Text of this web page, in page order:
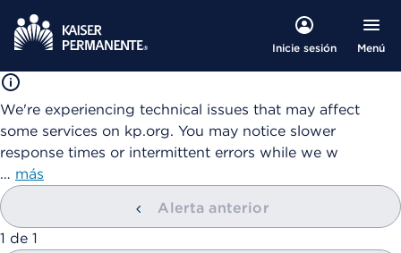
Inicie sesión Menú
We're experiencing technical issues that may affect
some services on kp.org. You may notice slower
response times or intermittent errors while we w
… más
Alerta anterior
mostrando
1 de 1